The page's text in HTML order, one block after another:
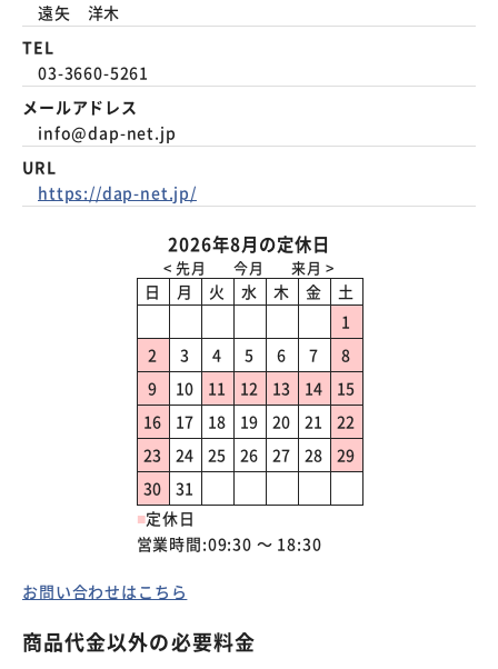
遠矢 洋木
TEL
03-3660-5261
メールアドレス
info@dap-net.jp
URL
https://dap-net.jp/
2026年8月の定休日
日 月 火 水 木 金
土
1
2
3 4 5 6 7
8
9
10 11 12 13 14
15
16
17 18 19 20 21
22
23
24 25 26 27 28
29
30
31
■定休日
営業時間:09:30 ～ 18:30
お問い合わせはこちら
商品代金以外の必要料金